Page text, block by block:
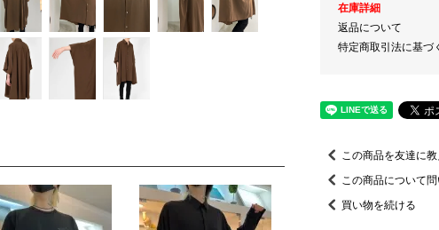
在庫詳細
返品について
特定商取引法に基づ
この商品を友達に
この商品について
買い物を続ける